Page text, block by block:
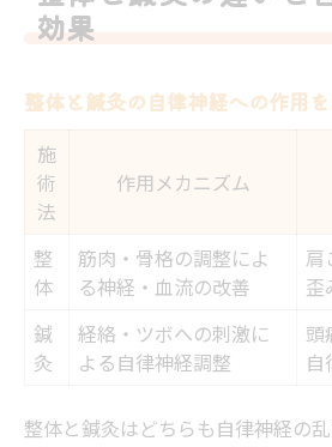
効果
整体と鍼灸の自律神経への作用
施
術
法
作用メカニズム
整
体
筋肉・骨格の調整によ
る神経・血流の改善
肩
歪
鍼
灸
経絡・ツボへの刺激に
よる自律神経調整
頭
自
整体と鍼灸はどちらも自律神経の